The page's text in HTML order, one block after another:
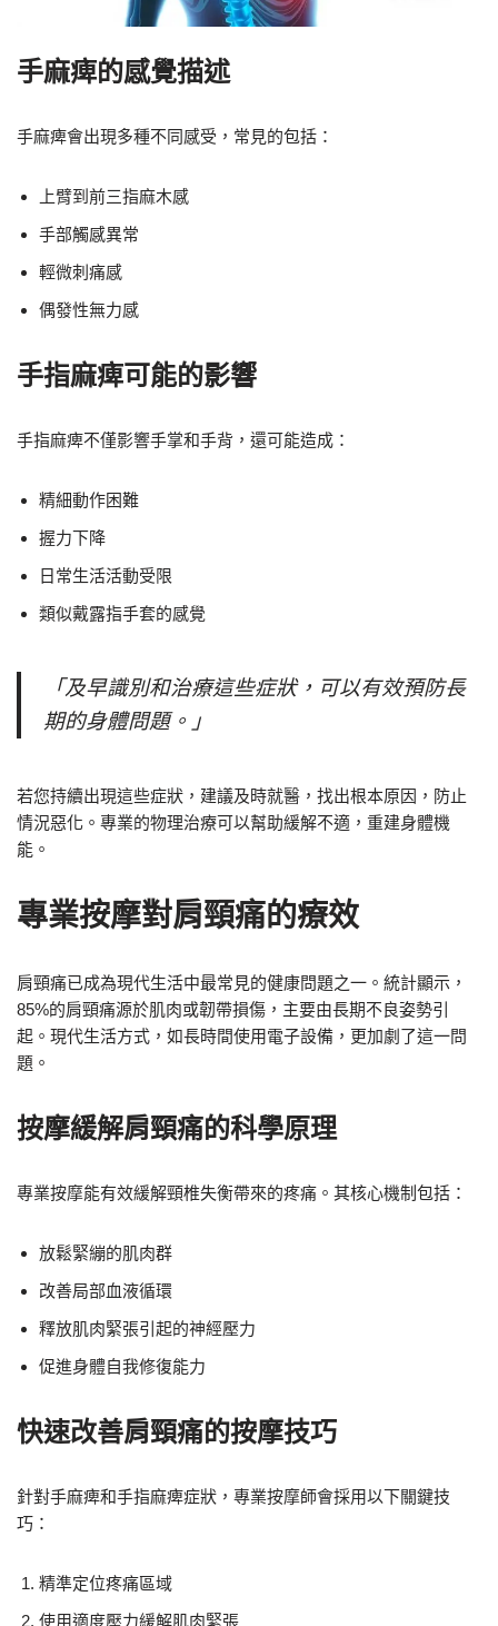
手麻痺的感覺描述
手麻痺會出現多種不同感受，常見的包括：
上臂到前三指麻木感
手部觸感異常
輕微刺痛感
偶發性無力感
手指麻痺可能的影響
手指麻痺不僅影響手掌和手背，還可能造成：
精細動作困難
握力下降
日常生活活動受限
類似戴露指手套的感覺
「及早識別和治療這些症狀，可以有效預防長
期的身體問題。」
若您持續出現這些症狀，建議及時就醫，找出根本原因，防止
情況惡化。專業的物理治療可以幫助緩解不適，重建身體機
能。
專業按摩對肩頸痛的療效
肩頸痛已成為現代生活中最常見的健康問題之一。統計顯示，
85%的肩頸痛源於肌肉或韌帶損傷，主要由長期不良姿勢引
起。現代生活方式，如長時間使用電子設備，更加劇了這一問
題。
按摩緩解肩頸痛的科學原理
專業按摩能有效緩解頸椎失衡帶來的疼痛。其核心機制包括：
放鬆緊繃的肌肉群
改善局部血液循環
釋放肌肉緊張引起的神經壓力
促進身體自我修復能力
快速改善肩頸痛的按摩技巧
針對手麻痺和手指麻痺症狀，專業按摩師會採用以下關鍵技
巧：
精準定位疼痛區域
使用適度壓力緩解肌肉緊張